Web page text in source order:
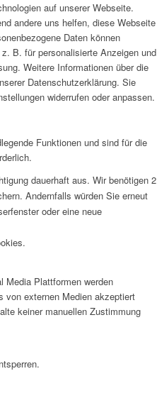
auf unserer Webseite.
andere uns helfen, diese Webseite
Daten können
B. für personalisierte Anzeigen und
Weitere Informationen über die
Datenschutzerklärung. Sie
widerrufen oder anpassen.
Funktionen und sind für die
dauerhaft aus. Wir benötigen 2
Andernfalls würden Sie erneut
oder eine neue
Media Plattformen werden
von externen Medien akzeptiert
keiner manuellen Zustimmung